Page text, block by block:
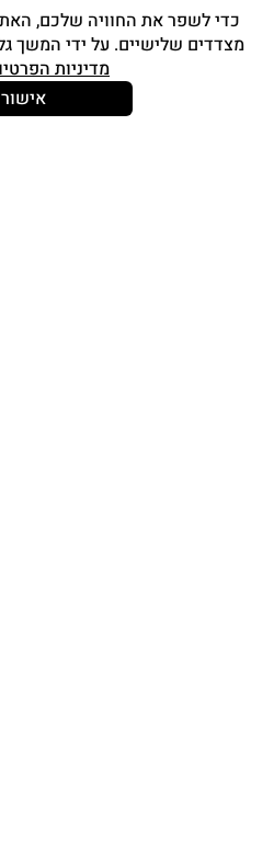
מוצרי איפור
סטים מברשות
מצדדים שלישיים. על ידי המשך
מדיניות
אישור